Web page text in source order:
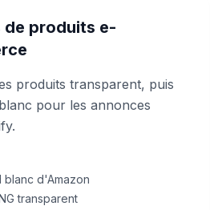
de produits e-
produits transparent, puis
pour les annonces
d'Amazon
transparent